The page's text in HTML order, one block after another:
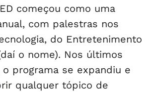
começou como uma
com palestras nos
do Entretenimento
o nome). Nos últimos
programa se expandiu e
qualquer tópico de